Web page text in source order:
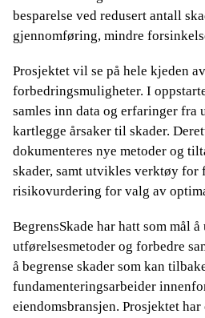
besparelse ved redusert antall
gjennomføring, mindre
Prosjektet vil se på hele kjeden
forbedringsmuligheter. I
samles inn data og erfaringer fra
kartlegge årsaker til skader.
dokumenteres nye metoder og
skader, samt utvikles verktøy for
risikovurdering for valg av
BegrensSkade har hatt som mål
utførelsesmetoder og forbedre
å begrense skader som kan
fundamenteringsarbeider
eiendomsbransjen. Prosjektet